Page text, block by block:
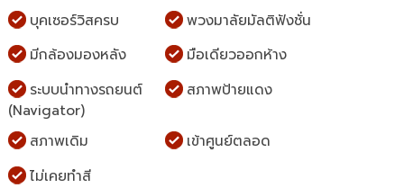
บุคเซอร์วิสครบ
พวงมาลัยมัลติฟังชั่น
มีกล้องมองหลัง
มือเดียวออกห้าง
ระบบนำทางรถยนต์
(Navigator)
สภาพป้ายแดง
สภาพเดิม
เข้าศูนย์ตลอด
ไม่เคยทำสี